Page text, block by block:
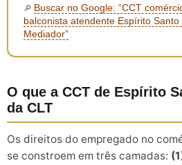
🔎 Buscar no Google: “CCT
balconista atendente Espírito
Mediador”
O que a CCT de Espírito
da CLT
Os direitos do empregado no
se constroem em três camadas: